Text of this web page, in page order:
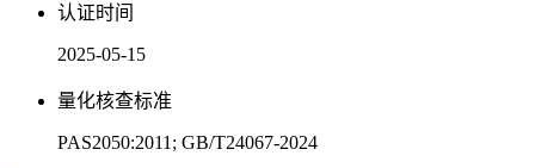
认证时间
2025-05-15
量化核查标准
PAS2050:2011; GB/T24067-2024